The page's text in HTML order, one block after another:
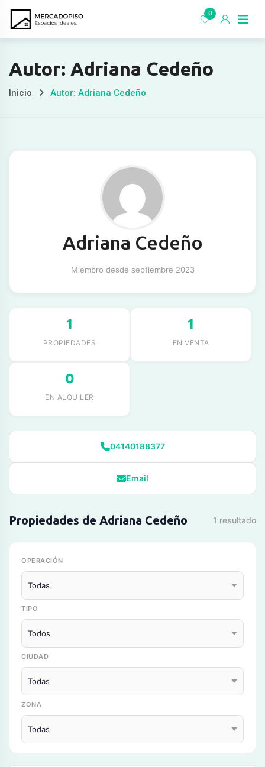
0
Autor: Adriana Cedeño
Inicio Autor: Adriana Cedeño
Adriana Cedeño
Miembro desde septiembre 2023
1
PROPIEDADES
1
EN VENTA
0
EN ALQUILER
04140188377
Email
Propiedades de Adriana Cedeño 1 resultado
OPERACIÓN
TIPO
CIUDAD
ZONA